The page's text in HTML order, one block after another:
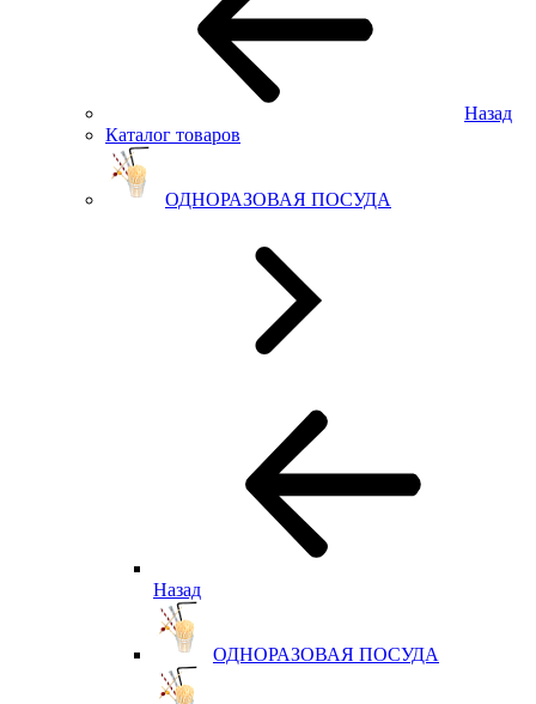
Назад
Каталог товаров
ОДНОРАЗОВАЯ ПОСУДА
Назад
ОДНОРАЗОВАЯ ПОСУДА